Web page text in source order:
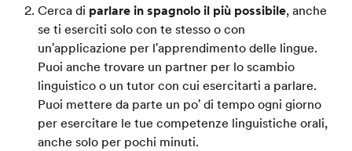
Cerca di parlare in spagnolo il più possibile, anche
se ti eserciti solo con te stesso o con
un'applicazione per l'apprendimento delle lingue.
Puoi anche trovare un partner per lo scambio
linguistico o un tutor con cui esercitarti a parlare.
Puoi mettere da parte un po' di tempo ogni giorno
per esercitare le tue competenze linguistiche orali,
anche solo per pochi minuti.